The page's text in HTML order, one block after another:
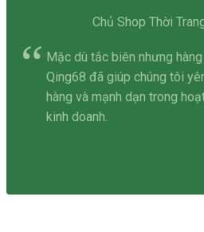
Chủ Shop Thời
Mặc dù tắc biên nhưng
Qing68 đã giúp chúng tôi
hàng và mạnh dạn trong
kinh doanh.